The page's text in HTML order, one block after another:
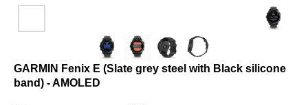
GARMIN Fenix E (Slate grey steel with Black silicone
band) - AMOLED